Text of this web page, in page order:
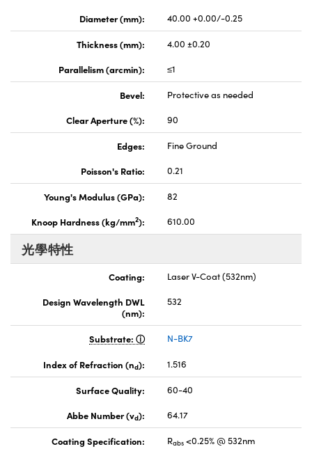
Diameter (mm):
40.00 +0.00/-0.25
Thickness (mm):
4.00 ±0.20
Parallelism (arcmin):
≤1
Bevel:
Protective as needed
Clear Aperture (%):
90
Edges:
Fine Ground
Poisson's Ratio:
0.21
Young's Modulus (GPa):
82
Knoop Hardness (kg/mm2): 610.00
光學特性
Coating:
Laser V-Coat (532nm)
Design Wavelength DWL
(nm):
532
Substrate: N-BK7
Index of Refraction (nd): 1.516
Surface Quality:
60-40
Abbe Number (vd): 64.17
Coating Specification: Rabs <0.25% @ 532nm